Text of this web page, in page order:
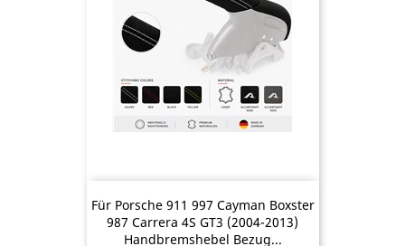
Für Porsche 911 997 Cayman Boxster
987 Carrera 4S GT3 (2004-2013)
Handbremshebel Bezug...